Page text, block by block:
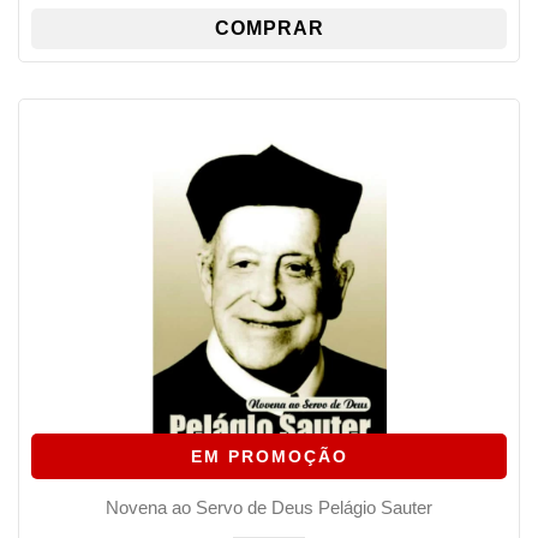
R$ 11,50.
COMPRAR
EM PROMOÇÃO
Novena ao Servo de Deus Pelágio Sauter